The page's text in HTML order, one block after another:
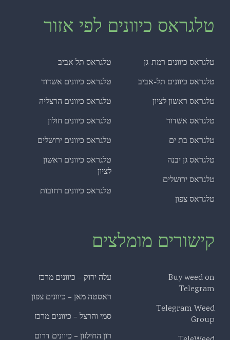
טלגראס כיוונים לפי אזור
טלגראס תל אביב
טלגראס כיוונים אשדוד
טלגראס כיוונים הרצליה
טלגראס כיוונים חולון
טלגראס כיוונים ירושלים
טלגראס כיוונים ראשון
לציון
טלגראס כיוונים רחובות
טלגראס כיוונים רמת-גן
טלגראס כיוונים תל-אביב
טלגראס ראשון לציון
טלגראס אשדוד
טלגראס בת ים
טלגראס גן יבנה
טלגראס ירושלים
טלגראס צפון
קישורים מומלצים
עלה ירוק – כיוונים מרכז
ראסטה מאן – כיוונים צפון
סמי והרצל – כיוונים מרכז
רון החילזון – כיוונים דרום
Buy weed on
Telegram
Telegram Weed
Group